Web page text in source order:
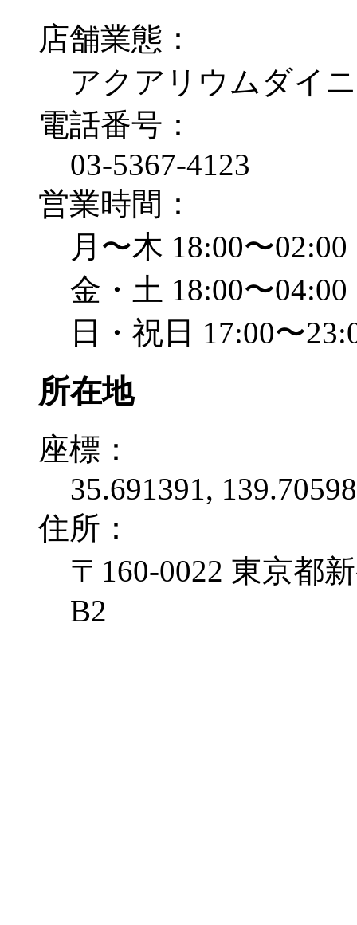
店舗業態：
アクアリウムダイ
電話番号：
03-5367-4123
営業時間：
月〜木 18:00〜02:00
金・土 18:00〜04:00
日・祝日 17:00〜
所在地
座標：
35.691391,
住所：
〒160-0022 東京都
B2